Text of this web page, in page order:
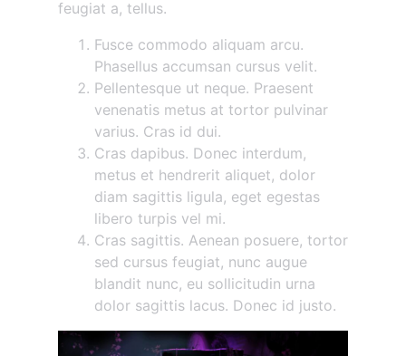
feugiat a, tellus.
Fusce commodo aliquam arcu.
Phasellus accumsan cursus velit.
Pellentesque ut neque. Praesent
venenatis metus at tortor pulvinar
varius. Cras id dui.
Cras dapibus. Donec interdum,
metus et hendrerit aliquet, dolor
diam sagittis ligula, eget egestas
libero turpis vel mi.
Cras sagittis. Aenean posuere, tortor
sed cursus feugiat, nunc augue
blandit nunc, eu sollicitudin urna
dolor sagittis lacus. Donec id justo.